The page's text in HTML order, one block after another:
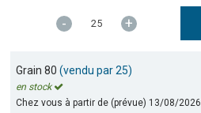
- +
Grain 80(vendu par 25)
en stock
Chez vous à partir de (prévue) 13/08/2026